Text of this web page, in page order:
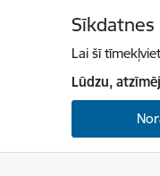
Sīkdatnes
Lai šī
Lūdzu,